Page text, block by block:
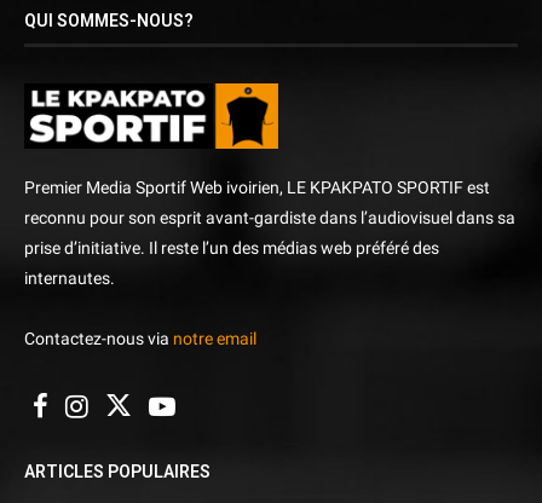
QUI SOMMES-NOUS?
Premier Media Sportif Web ivoirien, LE KPAKPATO SPORTIF est
reconnu pour son esprit avant-gardiste dans l’audiovisuel dans sa
prise d’initiative. Il reste l’un des médias web préféré des
internautes.
Contactez-nous via notre email
ARTICLES POPULAIRES